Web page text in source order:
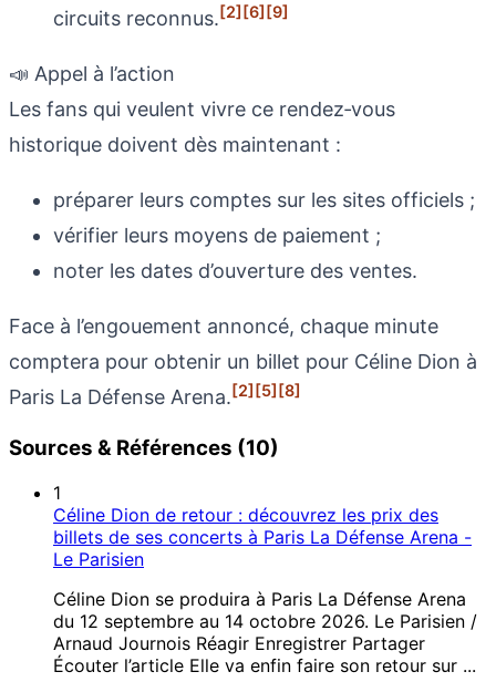
circuits reconnus.[2][6][9]
📣 Appel à l’action
Les fans qui veulent vivre ce rendez‑vous
historique doivent dès maintenant :
préparer leurs comptes sur les sites officiels ;
vérifier leurs moyens de paiement ;
noter les dates d’ouverture des ventes.
Face à l’engouement annoncé, chaque minute
comptera pour obtenir un billet pour Céline Dion à
Paris La Défense Arena.[2][5][8]
Sources & Références (10)
1
Céline Dion de retour : découvrez les prix des
billets de ses concerts à Paris La Défense Arena -
Le Parisien
Céline Dion se produira à Paris La Défense Arena
du 12 septembre au 14 octobre 2026. Le Parisien /
Arnaud Journois Réagir Enregistrer Partager
Écouter l’article Elle va enfin faire son retour sur ...